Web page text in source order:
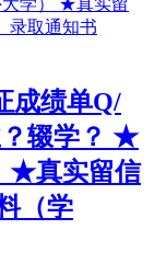
成绩单Q/
？辍学？ ★
★真实留信
（学